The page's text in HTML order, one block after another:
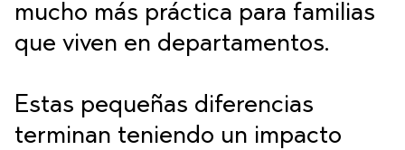
mucho más práctica para familias
que viven en departamentos.
Estas pequeñas diferencias
terminan teniendo un impacto